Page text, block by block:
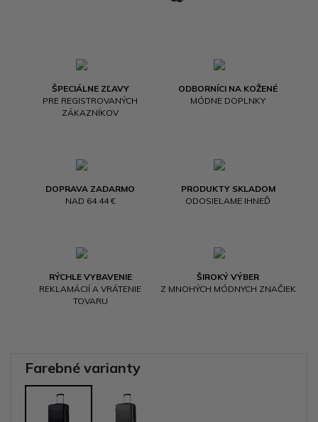
ŠPECIÁLNE ZĽAVY
PRE REGISTROVANÝCH
ZÁKAZNÍKOV
ODBORNÍCI NA KOŽENÉ
MÓDNE DOPLNKY
DOPRAVA ZADARMO
NAD 64.44 €
PRODUKTY SKLADOM
ODOSIELAME IHNEĎ
RÝCHLE VYBAVENIE
REKLAMÁCIÍ A VRÁTENIE
TOVARU
ŠIROKÝ VÝBER
Z MNOHÝCH MÓDNYCH ZNAČIEK
Farebné varianty